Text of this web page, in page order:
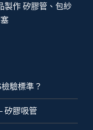
製作 矽膠管、包紗
驗標準？
矽膠吸管